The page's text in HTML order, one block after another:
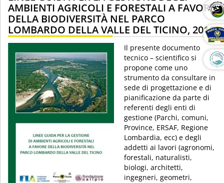
AMBIENTI AGRICOLI E FORESTALI A FAVORE
DELLA BIODIVERSITÀ NEL PARCO
LOMBARDO DELLA VALLE DEL TICINO, 2016
Il presente documento
tecnico – scientifico si
propone come uno
strumento da consultare in
sede di progettazione e di
pianificazione da parte di
referenti degli enti di
gestione (Parchi, comuni,
Province, ERSAF, Regione
Lombardia, ecc) e degli
addetti ai lavori (agronomi,
forestali, naturalisti,
biologi, architetti,
ingegneri, geometri,